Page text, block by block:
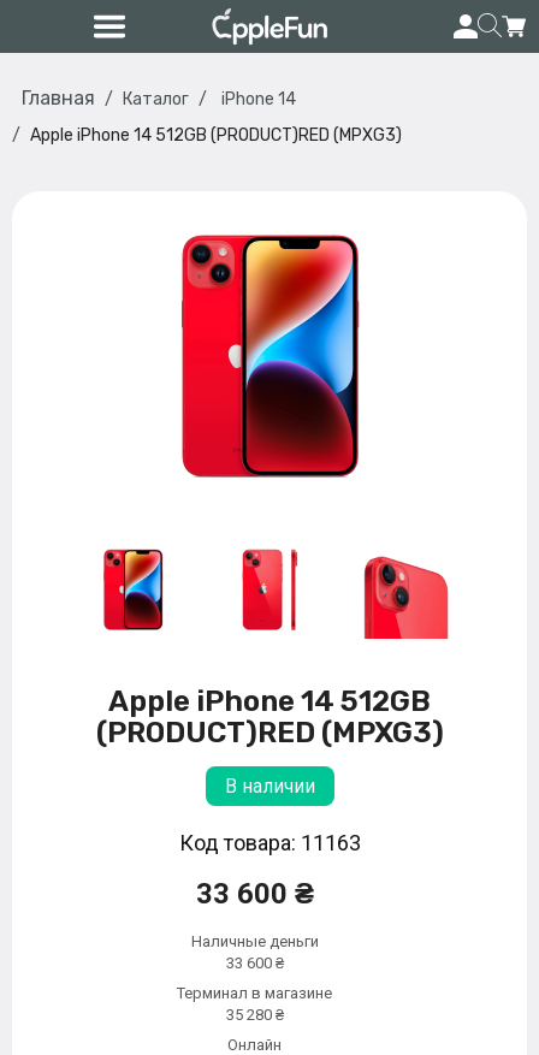
Главная Каталог
iPhone 14
Apple iPhone 14 512GB (PRODUCT)RED (MPXG3)
Apple iPhone 14 512GB
(PRODUCT)RED (MPXG3)
В наличии
Код товара: 11163
33 600 ₴
Наличные деньги
33 600 ₴
Терминал в магазине
35 280 ₴
Онлайн